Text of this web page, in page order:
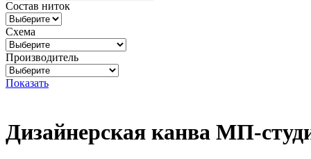
Состав ниток
Схема
Производитель
Показать
Дизайнерская канва МП-